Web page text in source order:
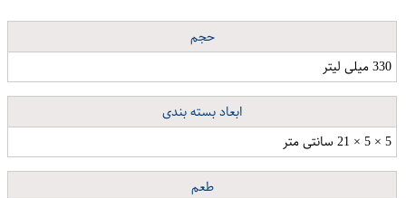
حجم
330 میلی لیتر
ابعاد بسته بندی
5 × 5 × 21 سانتی متر
طعم